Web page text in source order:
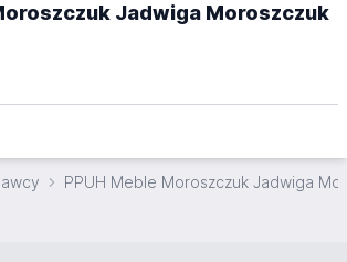
Jadwiga Moroszczuk
PPUH Meble Moroszczuk Jadwiga